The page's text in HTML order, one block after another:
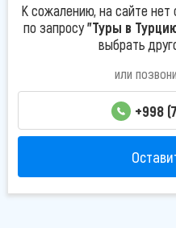
К сожалению, на сайте
по запросу"Туры в
выбрать
или
+998